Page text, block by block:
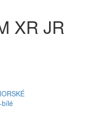
XR JR
bílé